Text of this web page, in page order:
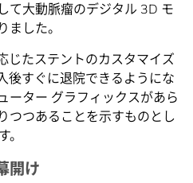
て大動脈瘤のデジタル 3D モ
ました。
じたステントのカスタマイズ
後すぐに退院できるようにな
ーター グラフィックスがあら
つつあることを示すものとし
開け